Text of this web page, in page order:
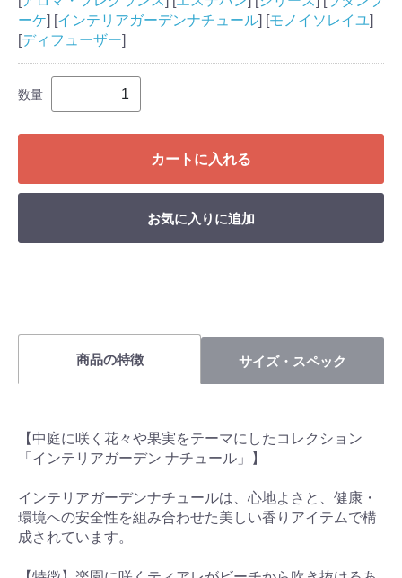
ーケ] [インテリアガーデンナチュール] [モノイソレイユ]
[ディフューザー]
数量
カートに入れる
お気に入りに追加
商品の特徴 サイズ・スペック
【中庭に咲く花々や果実をテーマにしたコレクション
「インテリアガーデン ナチュール」】
インテリアガーデンナチュールは、心地よさと、健康・
環境への安全性を組み合わせた美しい香りアイテムで構
成されています。